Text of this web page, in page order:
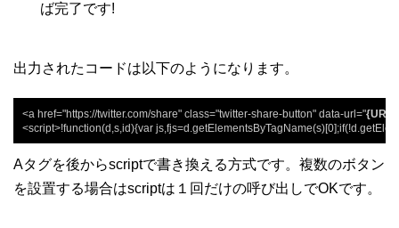
ば完了です!
出力されたコードは以下のようになります。
<a href="https://twitter.com/share" class="twitter-share-button" data-url="{URL}
<script>!function(d,s,id){var
Aタグを後からscriptで書き換える方式です。複数のボタン
を設置する場合はscriptは１回だけの呼び出しでOKです。